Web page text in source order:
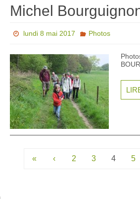
Michel
lundi 8 mai 2017 Photos
« ‹ 2 3 4 5